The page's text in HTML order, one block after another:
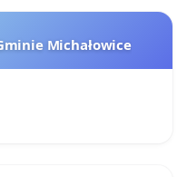
Michałowice